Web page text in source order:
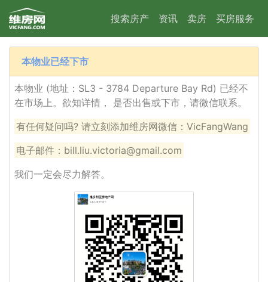
搜索房产 资讯 卖房 买房服务
本物业已经下市
本物业 (地址：SL3 - 3784 Departure Bay Rd) 已经不
在市场上。欲知详情， 是否出售或下市，请微信联系。
有任何疑问吗? 请立刻添加维房网微信：VicFangWang
电子邮件：bill.liu.victoria@gmail.com
我们一定会尽力解答。